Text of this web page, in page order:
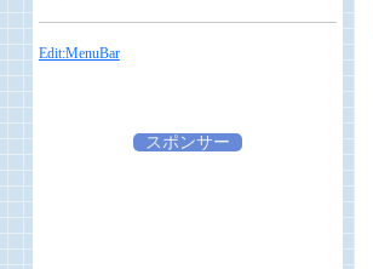
Edit:MenuBar
スポンサー